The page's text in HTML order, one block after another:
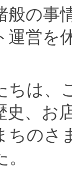
般の事
運営を
ちは、
史、お
ちのさ